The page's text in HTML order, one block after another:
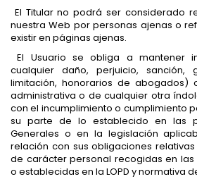
El Titular no podrá ser considerado
nuestra Web por personas ajenas o
existir en páginas ajenas.
El Usuario se obliga a mantener
cualquier daño, perjuicio, sanción,
limitación, honorarios de abogados)
administrativa o de cualquier otra
con el incumplimiento o cumplimiento
su parte de lo establecido en las
Generales o en la legislación
relación con sus obligaciones
de carácter personal recogidas en
o establecidas en la LOPD y normativa